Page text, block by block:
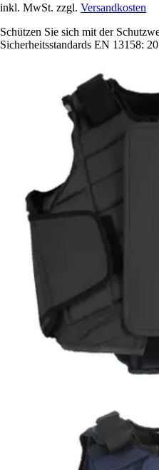
inkl. MwSt. zzgl. Versandkosten
Schützen Sie sich mit der
Sicherheitsstandards EN 13158: